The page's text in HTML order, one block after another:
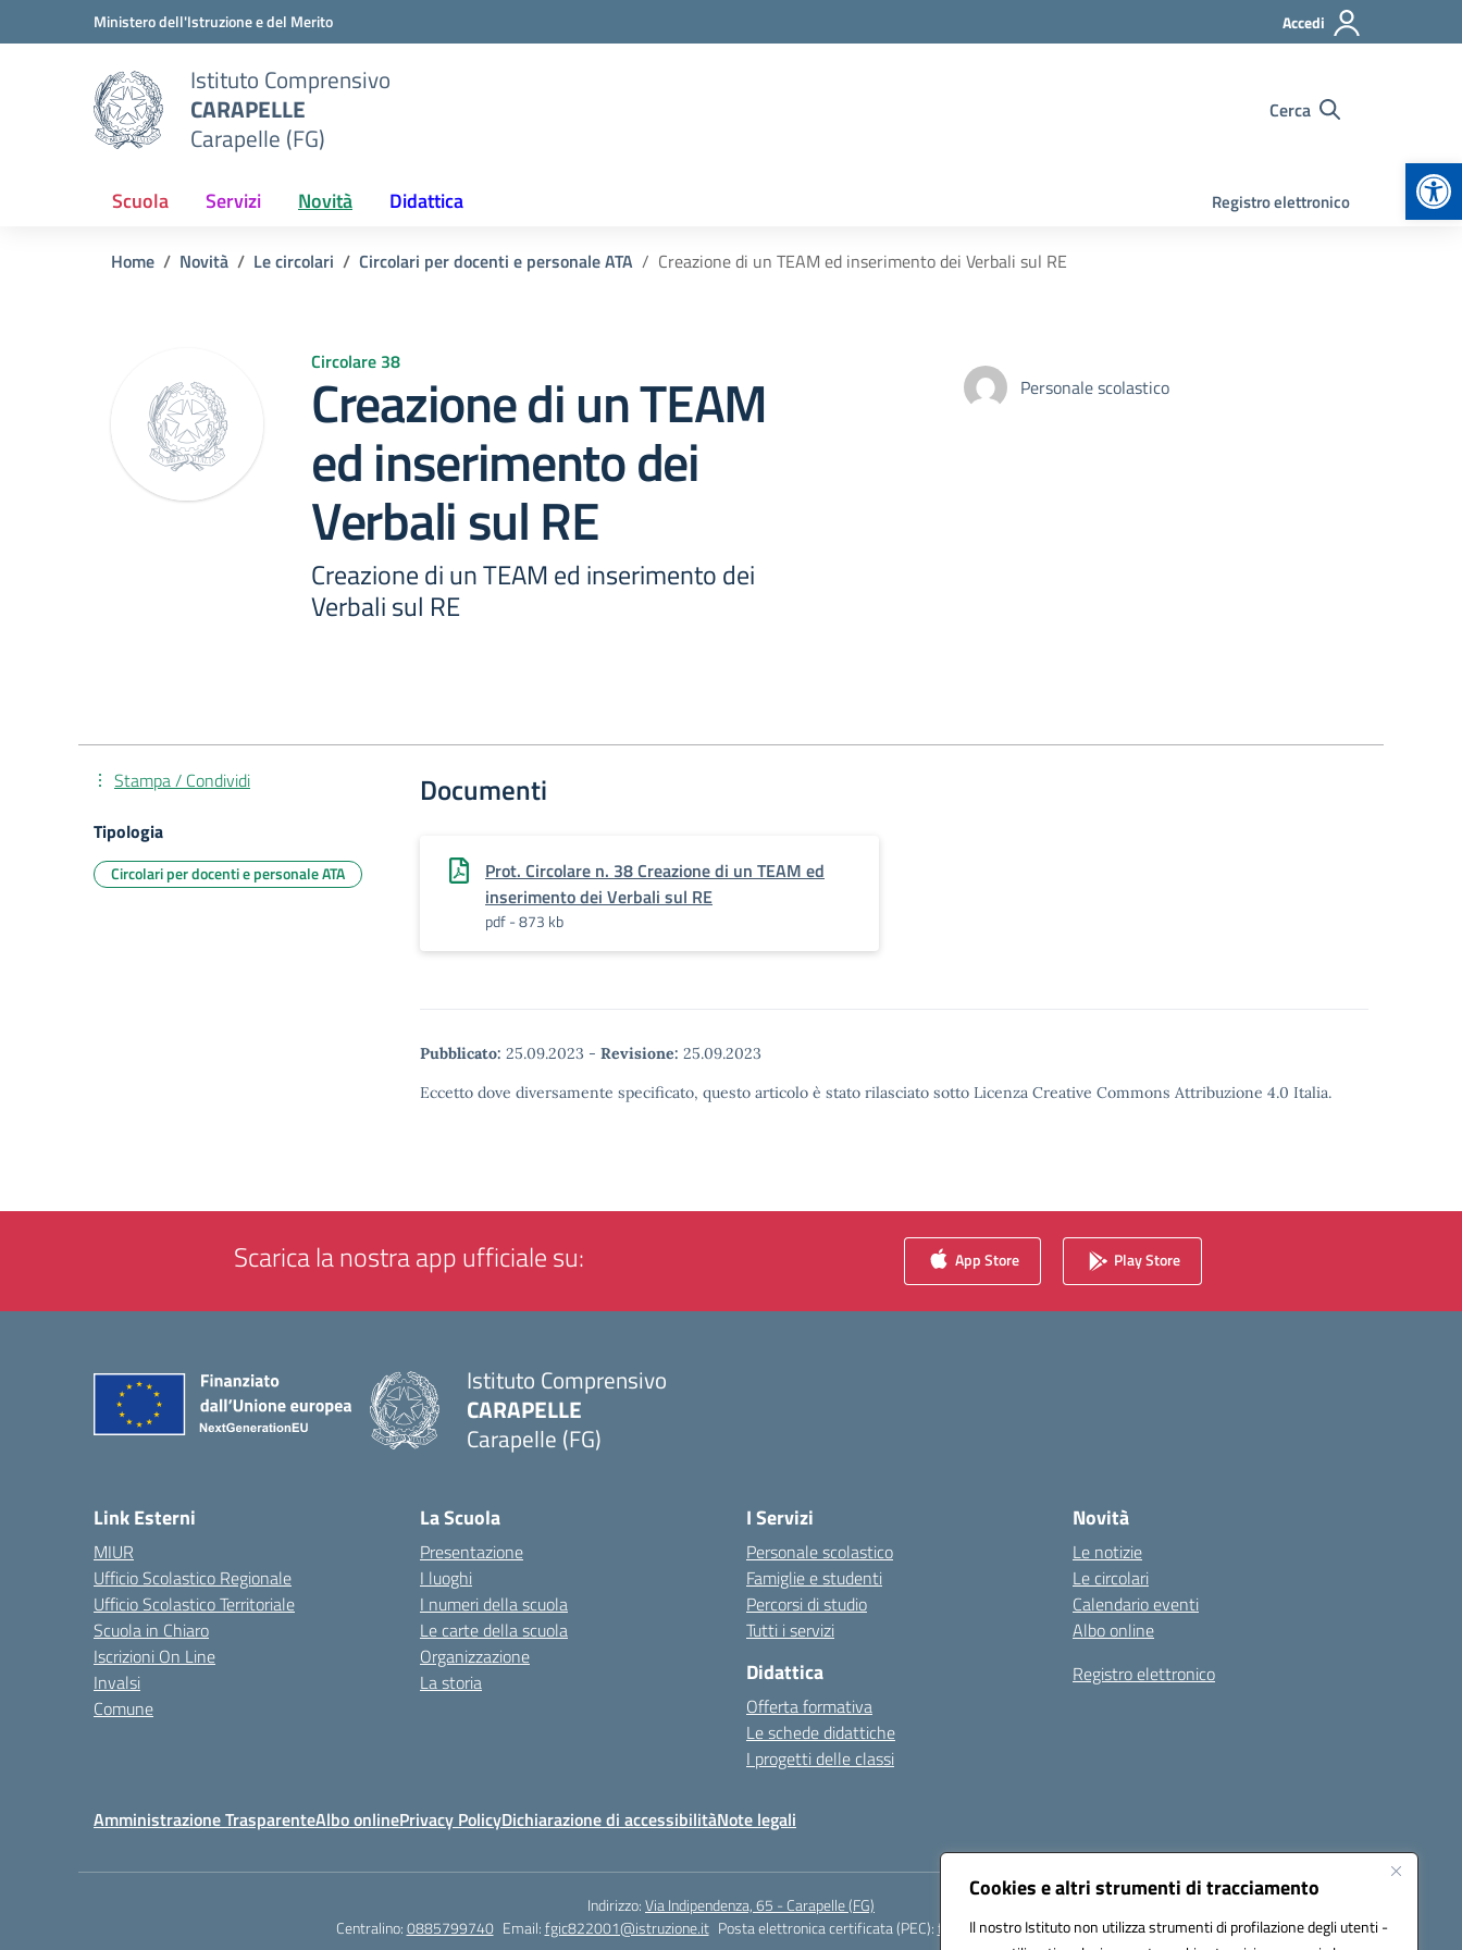
Cookies e altri strumenti di tracciamento
Il nostro Istituto non utilizza strumenti di profilazione degli utenti -
Vai ai contenuti
Vai al menu di navigazioneMinistero dell'Istruzione e del Merito Accedi
Istituto Comprensivo
CARAPELLE
Carapelle (FG)
Cerca
Scuola Servizi Novità Didattica Registro elettronico
Home Novità Le circolari Circolari per docenti e personale ATA Creazione di un TEAM ed inserimento dei Verbali sul RE
Circolare 38
Creazione di un TEAM
ed inserimento dei
Verbali sul RE
Creazione di un TEAM ed inserimento dei
Verbali sul RE
Personale scolastico
Documenti
Prot. Circolare n. 38 Creazione di un TEAM ed
inserimento dei Verbali sul RE
pdf - 873 kb
Pubblicato: 25.09.2023 - Revisione: 25.09.2023
Eccetto dove diversamente specificato, questo articolo è stato rilasciato sotto Licenza Creative Commons Attribuzione 4.0 Italia.
Stampa / Condividi
Tipologia
Circolari per docenti e personale ATA
Scarica la nostra app ufficiale su: App Store Play Store
Istituto Comprensivo
CARAPELLE
Carapelle (FG)
Link Esterni
MIUR
Ufficio Scolastico Regionale
Ufficio Scolastico Territoriale
Scuola in Chiaro
Iscrizioni On Line
Invalsi
Comune
La Scuola
Presentazione
I luoghi
I numeri della scuola
Le carte della scuola
Organizzazione
La storia
I Servizi
Personale scolastico
Famiglie e studenti
Percorsi di studio
Tutti i servizi
Didattica
Offerta formativa
Le schede didattiche
I progetti delle classi
Novità
Le notizie
Le circolari
Calendario eventi
Albo online
Registro elettronico
Amministrazione TrasparenteAlbo onlinePrivacy PolicyDichiarazione di accessibilitàNote legali
Indirizzo:Via Indipendenza, 65 - Carapelle (FG)
Centralino:0885799740 Email:fgic822001@istruzione.it Posta elettronica certificata (PEC):fgic822001@pec.istruzione.it